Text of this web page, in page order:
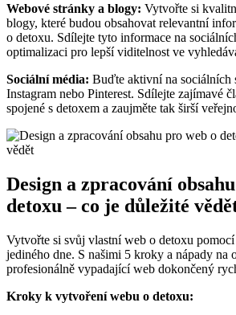
Webové stránky a blogy: Vytvořte si
blogy, které budou obsahovat relevantní
o detoxu. Sdílejte tyto informace na
optimalizaci pro lepší viditelnost ve
Sociální média: Buďte aktivní na sociálních
Instagram nebo Pinterest. Sdílejte zajímavé
spojené s detoxem a zaujměte tak širší
Design a zpracování
detoxu – co je důležité
Vytvořte si svůj vlastní web o detoxu
jediného dne. S našimi 5 kroky a nápady na
profesionálně vypadající web dokončený
Kroky k vytvoření webu o detoxu: